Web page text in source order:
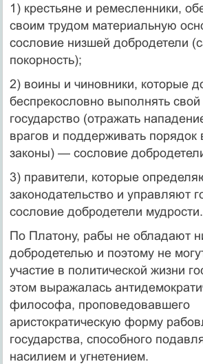
1) крестьяне и ремесленники,
своим трудом материальную
сословие низшей добродетели
покорность);
2) воины и чиновники, которые
беспрекословно вы­полнять свой
государство (отражать
врагов и поддерживать порядок
зако­ны) — сословие
3) правители, которые
законодательство и управ­ляют
сословие добродетели мудрости.
По Платону, рабы не обладают
добродетелью и поэтому не
участие в политической жизни
этом выражалась
философа, про­поведовавшего
аристократическую форму
государства, способного
насилием и угне­тением.